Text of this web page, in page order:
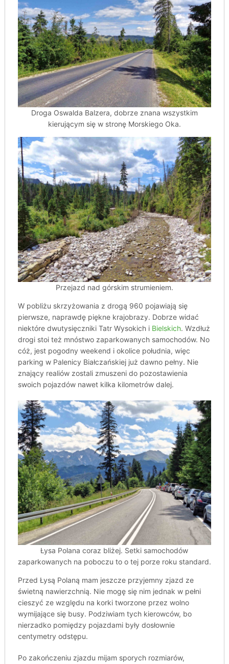
Droga Oswalda Balzera, dobrze znana wszystkim
kierującym się w stronę Morskiego Oka.
Przejazd nad górskim strumieniem.
W pobliżu skrzyżowania z drogą 960 pojawiają się
pierwsze, naprawdę piękne krajobrazy. Dobrze widać
niektóre dwutysięczniki Tatr Wysokich i Bielskich. Wzdłuż
drogi stoi też mnóstwo zaparkowanych samochodów. No
cóż, jest pogodny weekend i okolice południa, więc
parking w Palenicy Białczańskiej już dawno pełny. Nie
znający realiów zostali zmuszeni do pozostawienia
swoich pojazdów nawet kilka kilometrów dalej.
Łysa Polana coraz bliżej. Setki samochodów
zaparkowanych na poboczu to o tej porze roku standard.
Przed Łysą Polaną mam jeszcze przyjemny zjazd ze
świetną nawierzchnią. Nie mogę się nim jednak w pełni
cieszyć ze względu na korki tworzone przez wolno
wymijające się busy. Podziwiam tych kierowców, bo
nierzadko pomiędzy pojazdami były dosłownie
centymetry odstępu.
Po zakończeniu zjazdu mijam sporych rozmiarów,